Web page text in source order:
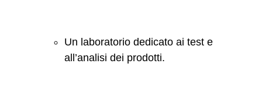
Un laboratorio dedicato ai test e
all’analisi dei prodotti.